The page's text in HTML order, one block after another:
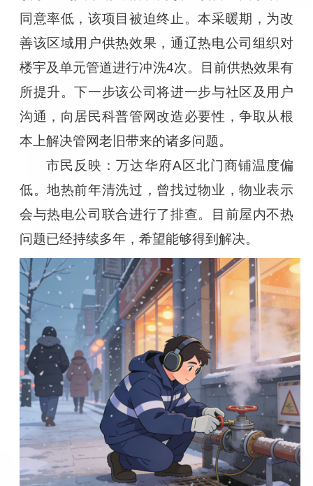
同意率低，该项目被迫终止。本采暖期，为改
善该区域用户供热效果，通辽热电公司组织对
楼宇及单元管道进行冲洗4次。目前供热效果有
所提升。下一步该公司将进一步与社区及用户
沟通，向居民科普管网改造必要性，争取从根
本上解决管网老旧带来的诸多问题。
市民反映：万达华府A区北门商铺温度偏
低。地热前年清洗过，曾找过物业，物业表示
会与热电公司联合进行了排查。目前屋内不热
问题已经持续多年，希望能够得到解决。